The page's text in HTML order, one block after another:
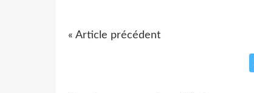
« Article précédent